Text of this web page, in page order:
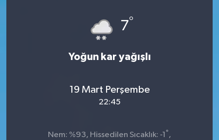
7°
Yoğun kar yağışlı
19 Mart Perşembe
22:45
Nem: %93, Hissedilen Sıcaklık: -1 ° ,